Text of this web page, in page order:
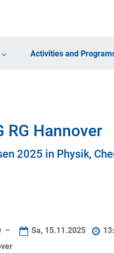
Activities and
RG Hannover
2025 in Physik,
– Sa, 15.11.2025